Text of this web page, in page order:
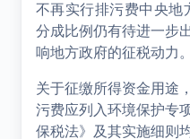
不再实行排污费中央地
分成比例仍有待进一步
响地方政府的征税动力。
关于征缴所得资金用途
污费应列入环境保护专
保税法》及其实施细则